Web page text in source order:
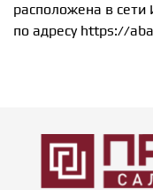
расположена в сети
по адресу https://